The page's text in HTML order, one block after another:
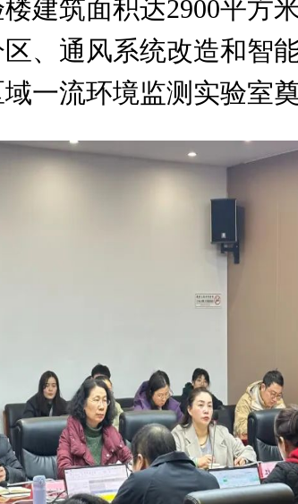
建筑面积达2900平方
、通风系统改造和智
一流环境监测实验室